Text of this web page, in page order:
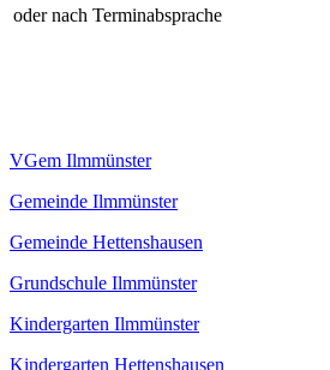
oder nach Terminabsprache
VGem Ilmmünster
Gemeinde Ilmmünster
Gemeinde Hettenshausen
Grundschule Ilmmünster
Kindergarten Ilmmünster
Kindergarten Hettenshausen